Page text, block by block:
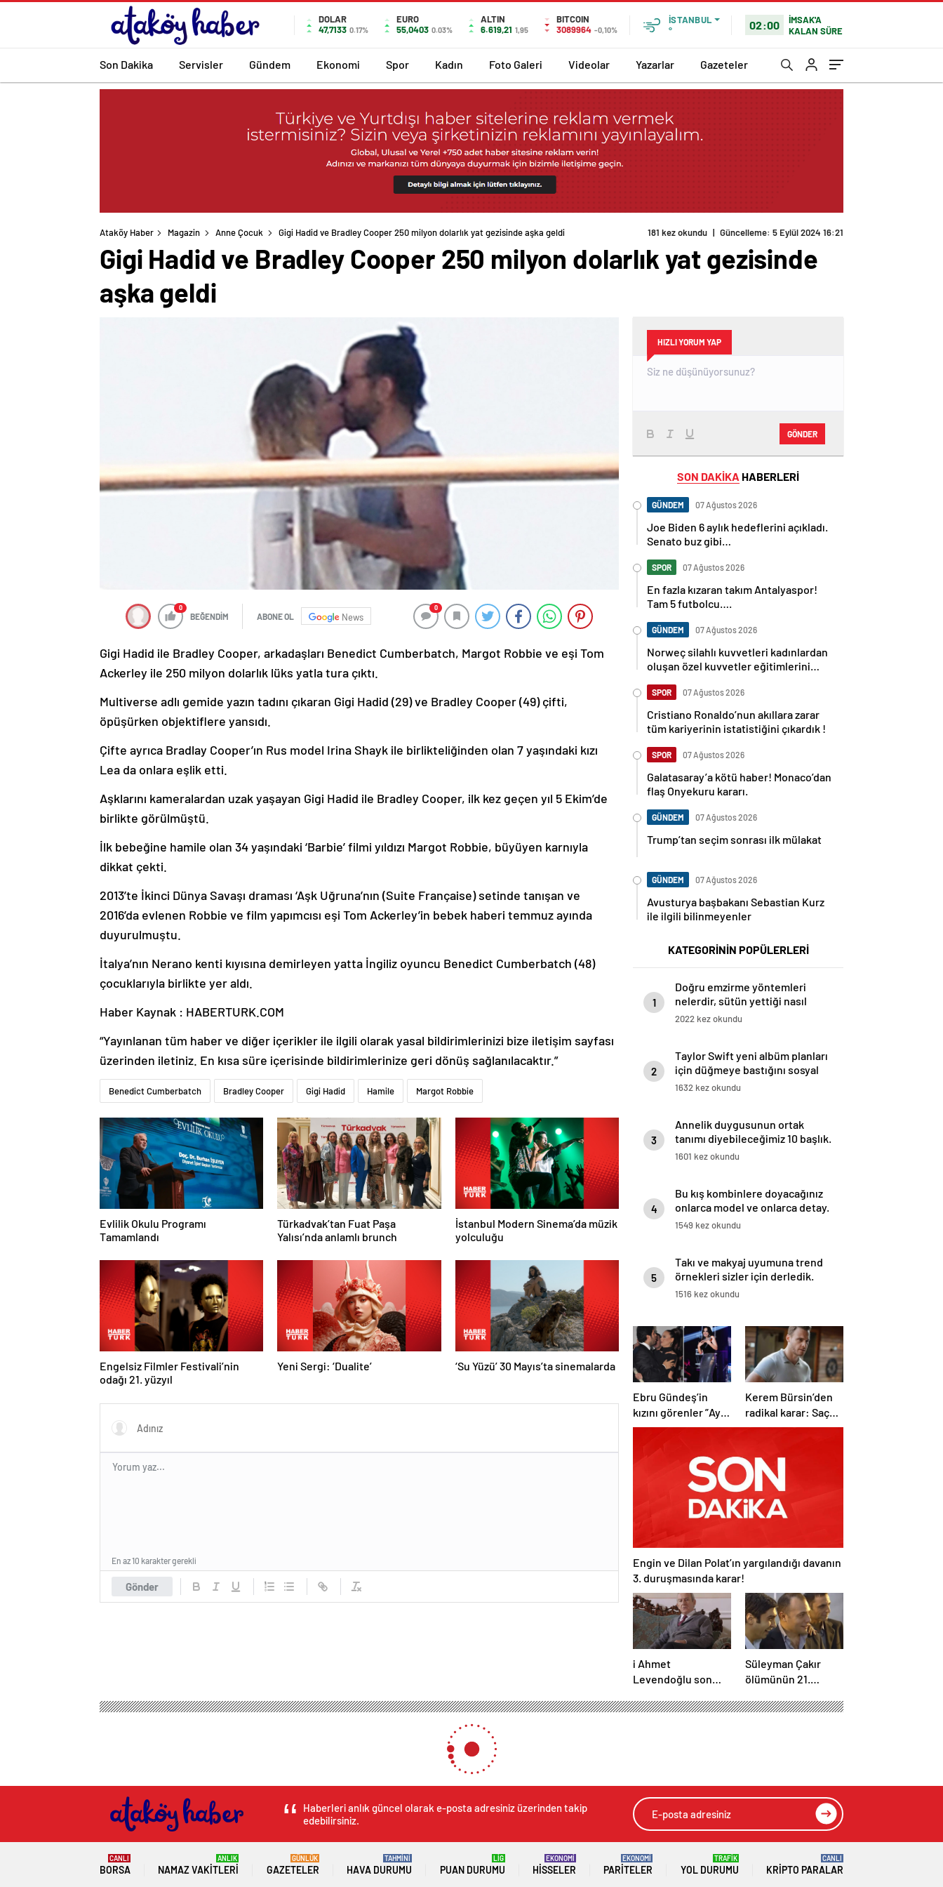
DOLAR
47,7133 0.17%
EURO
55,0403 0.03%
ALTIN
6.619,21 1,95
BITCOIN
3089964 -0,10%
İSTANBUL
°
02:00
İMSAK'A
KALAN SÜRE
Son Dakika Servisler Gündem Ekonomi Spor Kadın Foto Galeri Videolar Yazarlar Gazeteler
Ataköy Haber Magazin Anne Çocuk Gigi Hadid ve Bradley Cooper 250 milyon dolarlık yat gezisinde aşka geldi
Gigi Hadid ve Bradley Cooper 250 milyon dolarlık yat gezisinde
aşka geldi
0
BEĞENDİM ABONE OL News
0
Gigi Hadid ile Bradley Cooper, arkadaşları Benedict Cumberbatch, Margot Robbie ve eşi Tom
Ackerley ile 250 milyon dolarlık lüks yatla tura çıktı.
Multiverse adlı gemide yazın tadını çıkaran Gigi Hadid (29) ve Bradley Cooper (49) çifti,
öpüşürken objektiflere yansıdı.
Çifte ayrıca Bradlay Cooper’ın Rus model Irina Shayk ile birlikteliğinden olan 7 yaşındaki kızı
Lea da onlara eşlik etti.
Aşklarını kameralardan uzak yaşayan Gigi Hadid ile Bradley Cooper, ilk kez geçen yıl 5 Ekim’de
birlikte görülmüştü.
İlk bebeğine hamile olan 34 yaşındaki ‘Barbie’ filmi yıldızı Margot Robbie, büyüyen karnıyla
dikkat çekti.
2013’te İkinci Dünya Savaşı draması ‘Aşk Uğruna’nın (Suite Française) setinde tanışan ve
2016’da evlenen Robbie ve film yapımcısı eşi Tom Ackerley’in bebek haberi temmuz ayında
duyurulmuştu.
İtalya’nın Nerano kenti kıyısına demirleyen yatta İngiliz oyuncu Benedict Cumberbatch (48)
çocuklarıyla birlikte yer aldı.
Haber Kaynak : HABERTURK.COM
“Yayınlanan tüm haber ve diğer içerikler ile ilgili olarak yasal bildirimlerinizi bize iletişim sayfası
üzerinden iletiniz. En kısa süre içerisinde bildirimlerinize geri dönüş sağlanılacaktır.”
Benedict Cumberbatch Bradley Cooper Gigi Hadid Hamile Margot Robbie
Evlilik Okulu Programı
Tamamlandı
Türkadvak’tan Fuat Paşa
Yalısı’nda anlamlı brunch
İstanbul Modern Sinema’da müzik
yolculuğu
Engelsiz Filmler Festivali’nin
odağı 21. yüzyıl
Yeni Sergi: ‘Dualite’ ‘Su Yüzü’ 30 Mayıs’ta sinemalarda
Gönder
En az 10 karakter gerekli
HIZLI YORUM YAP
GÖNDER
SON DAKİKA HABERLERİ
GÜNDEM 07 Ağustos 2026
Joe Biden 6 aylık hedeflerini açıkladı.
Senato buz gibi…
SPOR 07 Ağustos 2026
En fazla kızaran takım Antalyaspor!
Tam 5 futbolcu….
GÜNDEM 07 Ağustos 2026
Norweç silahlı kuvvetleri kadınlardan
oluşan özel kuvvetler eğitimlerini
SPOR 07 Ağustos 2026
Cristiano Ronaldo’nun akıllara zarar
tüm kariyerinin istatistiğini çıkardık !
SPOR 07 Ağustos 2026
Galatasaray’a kötü haber! Monaco’dan
flaş Onyekuru kararı.
GÜNDEM 07 Ağustos 2026
Trump’tan seçim sonrası ilk mülakat
GÜNDEM 07 Ağustos 2026
Avusturya başbakanı Sebastian Kurz
ile ilgili bilinmeyenler
KATEGORİNİN POPÜLERLERİ
1
Doğru emzirme yöntemleri
nelerdir, sütün yettiği nasıl
anlaşılır?
2022 kez okundu
2
Taylor Swift yeni albüm planları
için düğmeye bastığını sosyal
medyadan duyurdu!
1632 kez okundu
3
Annelik duygusunun ortak
tanımı diyebileceğimiz 10 başlık.
1601 kez okundu
4
Bu kış kombinlere doyacağınız
onlarca model ve onlarca detay.
1549 kez okundu
5
Takı ve makyaj uyumuna trend
örnekleri sizler için derledik.
1516 kez okundu
Ebru Gündeş’in
kızını görenler ”Aynı
Reza Zarrab”
Kerem Bürsin’den
radikal karar: Saç
ektirtti!
Engin ve Dilan Polat’ın yargılandığı davanın
3. duruşmasında karar!
i Ahmet
Levendoğlu son
uğurlandı
Süleyman Çakır
ölümünün 21.
‘Eşkıya’ ile ‘Her Şey Çok Güzel Olacak’, izleyicilerle 4 K olarak buluşacak
‘Eşkıya’ ile ‘Her Şey Çok Güzel Olacak’, izleyicilerle 4 K olarak
buluşacak